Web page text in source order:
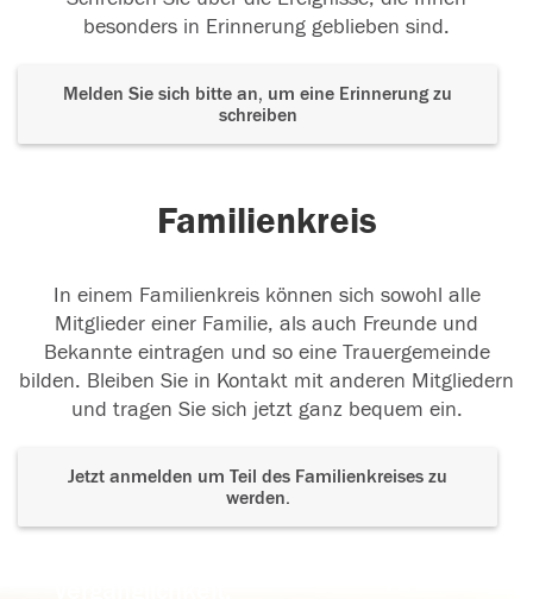
besonders in Erinnerung geblieben sind.
Melden Sie sich bitte an, um eine Erinnerung zu
schreiben
Familienkreis
In einem Familienkreis können sich sowohl alle
Mitglieder einer Familie, als auch Freunde und
Bekannte eintragen und so eine Trauergemeinde
bilden. Bleiben Sie in Kontakt mit anderen Mitgliedern
und tragen Sie sich jetzt ganz bequem ein.
Jetzt anmelden um Teil des Familienkreises zu
werden.